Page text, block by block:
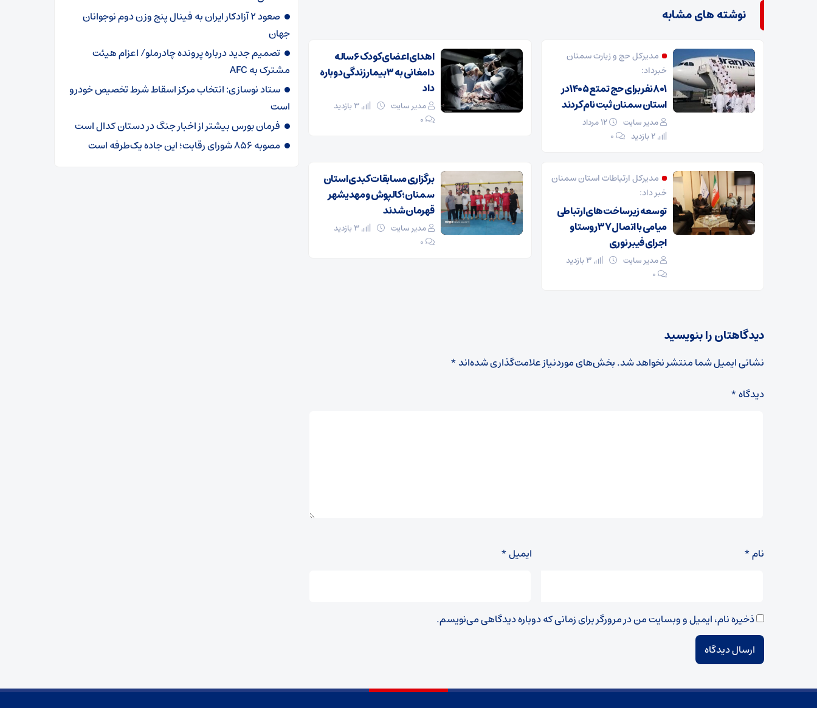
نوشته های مشابه
مدیرکل حج و زیارت ‌سمنان
خبرداد:
۸۰۱ نفر برای حج تمتع ۱۴۰۵ در
استان سمنان ثبت نام کردند
مدیر سایت
۰
اهدای اعضای کودک ۶ ساله
دامغانی به ۳ بیمار زندگی دوباره
داد
مدیر سایت
3 بازدید
۰
مدیرکل ارتباطات استان سمنان
خبر داد:
توسعه زیرساخت‌های ارتباطی
میامی با اتصال ۳۷ روستا و
اجرای فیبر نوری
مدیر سایت
۰
برگزاری مسابقات کبدی استان
سمنان؛ کالپوش و مهدیشهر
قهرمان شدند
مدیر سایت
3 بازدید
۰
دیدگاهتان را بنویسید
نشانی ایمیل شما منتشر نخواهد شد.بخش‌های موردنیاز علامت‌گذاری شده‌اند*
دیدگاه*
نام* ایمیل*
ذخیره نام، ایمیل و وبسایت من در مرورگر برای زمانی که دوباره دیدگاهی می‌نویسم.
صعود ۲ آزادکار ایران به فینال پنج وزن دوم نوجوانان
جهان
تصمیم جدید درباره پرونده چادرملو/ اعزام هیئت
مشترک به AFC
ستاد نوسازی: انتخاب مرکز اسقاط شرط تخصیص خودرو
است
فرمان بورس بیشتر از اخبار جنگ در دستان کدال است
مصوبه ۸۵۶ شورای رقابت؛ این جاده یک‌طرفه است